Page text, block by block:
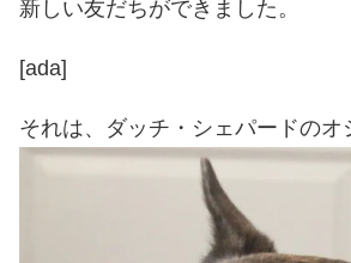
新しい友だちができました。
[ada]
それは、ダッチ・シェパードのオ